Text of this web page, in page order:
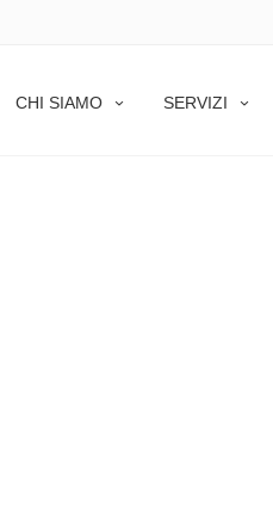
CHI SIAMO SERVIZI